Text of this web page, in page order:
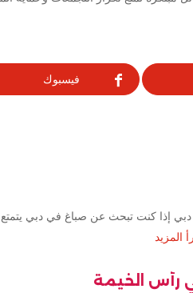
فيسبوك
إذا كنت تبحث عن صباغ في دبي يتمتع
المزيد
رأس الخيمة